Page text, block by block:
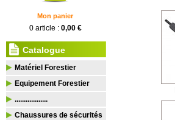
Mon panier
0 article : 0,00 €
Catalogue
Matériel Forestier
Equipement Forestier
..................
Chaussures de sécurités